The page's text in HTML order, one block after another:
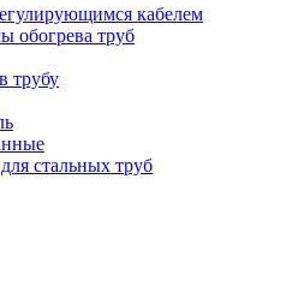
кабелем
обогрева труб
трубу
стальных труб